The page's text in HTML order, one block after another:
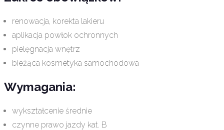
renowacja, korekta lakieru
aplikacja powłok ochronnych
pielęgnacja wnętrz
bieżąca kosmetyka samochodowa
Wymagania:
wykształcenie średnie
czynne prawo jazdy kat. B